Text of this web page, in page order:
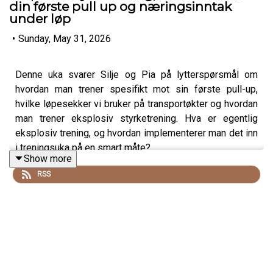
din første pull up og næringsinntak
under løp
• Sunday, May 31, 2026
Denne uka svarer Silje og Pia på lytterspørsmål om
hvordan man trener spesifikt mot sin første pull-up,
hvilke løpesekker vi bruker på transportøkter og hvordan
man trener eksplosiv styrketrening. Hva er egentlig
eksplosiv trening, og hvordan implementerer man det inn
i treningsuka på en smart måte?
Ellers blir det en god prat om næringsinntak og løping.
Må man egentlig bruke gels, eller finnes det bedre
Show more
RSS